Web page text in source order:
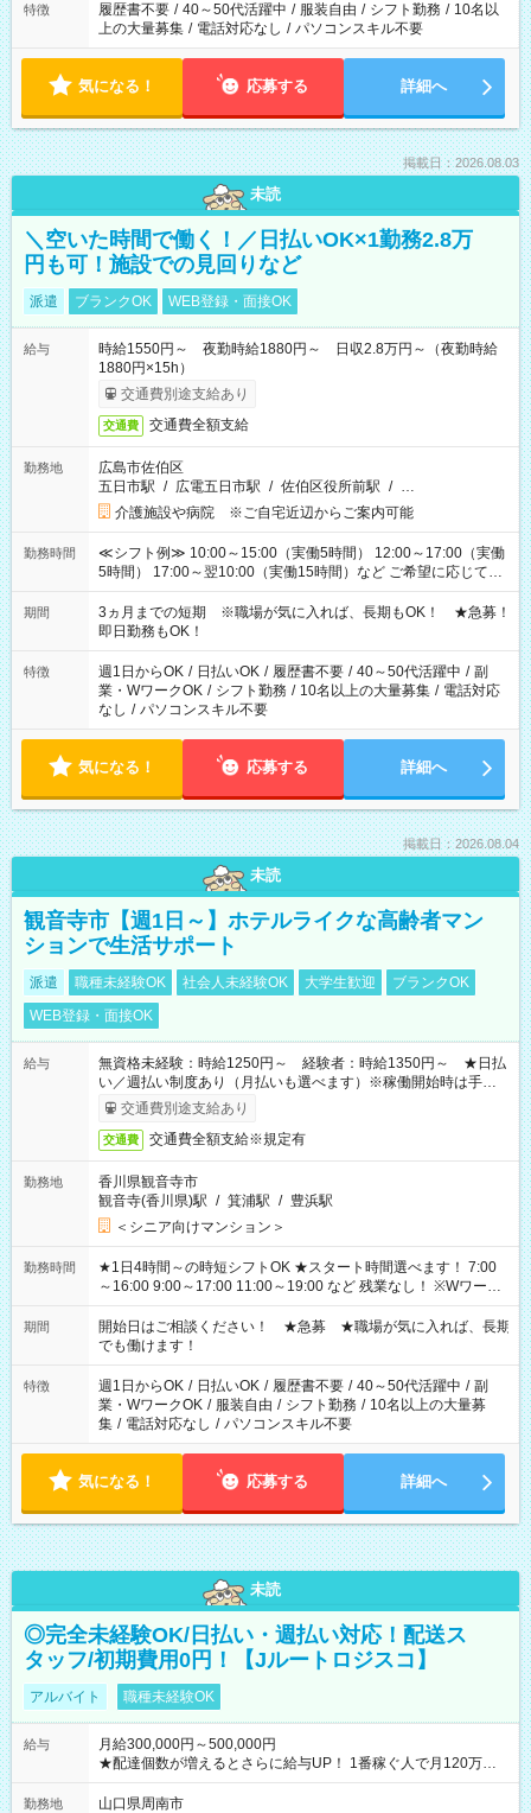
特徴 履歴書不要 / 40～50代活躍中 / 服装自由 / シフト勤務 / 10名以
上の大量募集 / 電話対応なし / パソコンスキル不要
気になる！ 応募する 詳細へ
掲載日：2026.08.03
未読
＼空いた時間で働く！／日払いOK×1勤務2.8万
円も可！施設での見回りなど
派遣 ブランクOK WEB登録・面接OK
給与
時給1550円～ 夜勤時給1880円～ 日収2.8万円～（夜勤時給
1880円×15h）
交通費別途支給あり
交通費 交通費全額支給
勤務地
広島市佐伯区
五日市駅 / 広電五日市駅 / 佐伯区役所前駅 / …
介護施設や病院 ※ご自宅近辺からご案内可能
勤務時間
≪シフト例≫ 10:00～15:00（実働5時間） 12:00～17:00（実働
5時間） 17:00～翌10:00（実働15時間）など ご希望に応じて、
働く時間は調整できます！ お気軽に担当へ相談ください！
期間
3ヵ月までの短期 ※職場が気に入れば、長期もOK！ ★急募！
即日勤務もOK！
特徴 週1日からOK / 日払いOK / 履歴書不要 / 40～50代活躍中 / 副
業・WワークOK / シフト勤務 / 10名以上の大量募集 / 電話対応
なし / パソコンスキル不要
気になる！ 応募する 詳細へ
掲載日：2026.08.04
未読
観音寺市【週1日～】ホテルライクな高齢者マン
ションで生活サポート
派遣 職種未経験OK 社会人未経験OK 大学生歓迎
ブランクOK
WEB登録・面接OK
給与
無資格未経験：時給1250円～ 経験者：時給1350円～ ★日払
い／週払い制度あり（月払いも選べます）※稼働開始時は手続き
完了次第のお支払いとなります。
交通費別途支給あり
交通費 交通費全額支給※規定有
勤務地
香川県観音寺市
観音寺(香川県)駅 / 箕浦駅 / 豊浜駅
＜シニア向けマンション＞
勤務時間
★1日4時間～の時短シフトOK ★スタート時間選べます！ 7:00
～16:00 9:00～17:00 11:00～19:00 など 残業なし！ ※Wワーク
の場合、他のお仕事と合わせ週40時間超の就業はご案内できま
せん ※法令に基づき、週20時間以上勤務は社会保険への加入対
象となります ※労働者派遣法（日雇い派遣の原則禁止）によ
り、短時間・短期間の就業はご案内が難しい場合があります
期間
開始日はご相談ください！ ★急募 ★職場が気に入れば、長期
でも働けます！
特徴 週1日からOK / 日払いOK / 履歴書不要 / 40～50代活躍中 / 副
業・WワークOK / 服装自由 / シフト勤務 / 10名以上の大量募
集 / 電話対応なし / パソコンスキル不要
気になる！ 応募する 詳細へ
未読
◎完全未経験OK/日払い・週払い対応！配送ス
タッフ/初期費用0円！【Jルートロジスコ】
アルバイト 職種未経験OK
給与
月給300,000円～500,000円
★配達個数が増えるとさらに給与UP！ 1番稼ぐ人で月120万ほ
ど！ ・主要都市エリア 月収55万円／週5日稼働 月収65万~112
万円／週6日稼働 ・地方郊外エリア 月収40万円／週5日稼働 月
勤務地 山口県周南市